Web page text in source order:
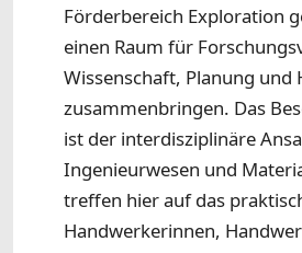
Förderbereich Exploration
einen Raum für
Wissenschaft, Planung und
zusammenbringen. Das
ist der interdisziplinäre
Ingenieurwesen und
treffen hier auf das
Handwerkerinnen,